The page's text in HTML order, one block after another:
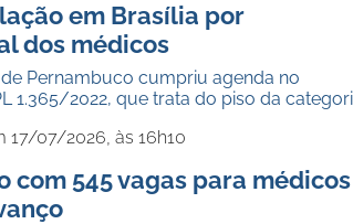
em Brasília por
dos médicos
Pernambuco cumpriu agenda no
1.365/2022, que trata do piso da
17/07/2026, às 16h10
com 545 vagas para médicos